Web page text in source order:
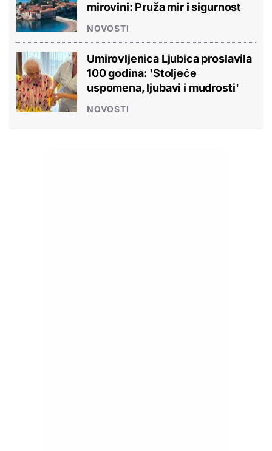
mirovini: Pruža mir i sigurnost
NOVOSTI
Umirovljenica Ljubica proslavila
100 godina: 'Stoljeće
uspomena, ljubavi i mudrosti'
NOVOSTI